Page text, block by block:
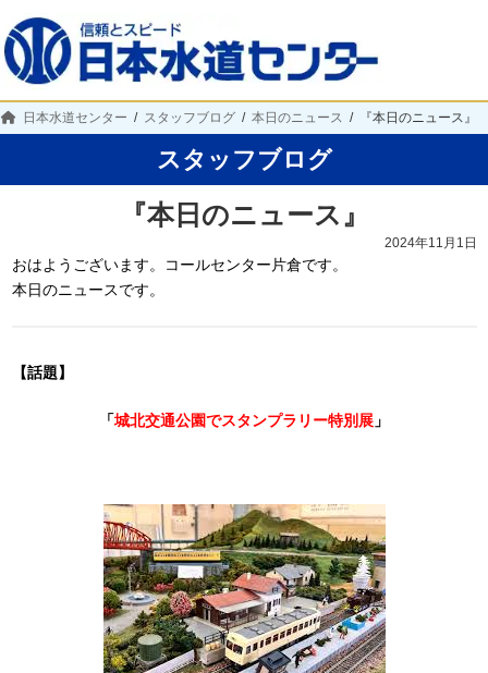
日本水道センター スタッフブログ 本日のニュース 『本日のニュース』
スタッフブログ
『本日のニュース』
2024年11月1日
おはようございます。コールセンター片倉です。
本日のニュースです。
【話題】
「城北交通公園でスタンプラリー特別展 」